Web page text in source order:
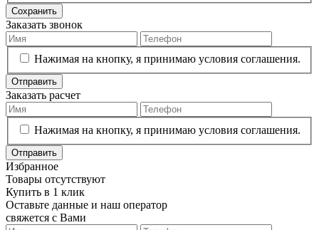
Сохранить
Заказать звонок
Нажимая на кнопку, я принимаю условия соглашения.
Отправить
Заказать расчет
Нажимая на кнопку, я принимаю условия соглашения.
Отправить
Избранное
Товары отсутствуют
Купить в 1 клик
Оставьте данные и наш оператор
свяжется с Вами